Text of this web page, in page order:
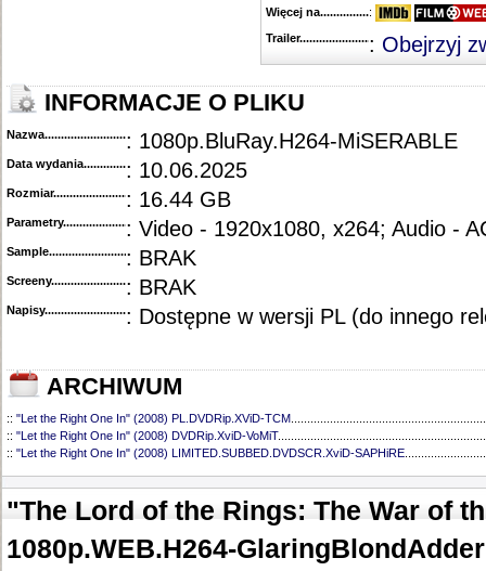
Więcej na........................................
:
Trailer...........................................
: Obejrzyj
INFORMACJE O PLIKU
Nazwa.............................................: 1080p.BluRay.H264-MiSERABLE
Data wydania......................................
: 10.06.2025
Rozmiar...........................................
: 16.44 GB
Parametry.........................................: Video - 1920x1080, x264; Audio -
Sample............................................
: BRAK
Screeny...........................................
: BRAK
Napisy............................................: Dostępne w wersji PL (do innego
ARCHIWUM
:: "Let the Right One In" (2008) PL.DVDRip.XViD-TCM
:: "Let the Right One In" (2008) DVDRip.XviD-VoMiT
:: "Let the Right One In" (2008) LIMITED.SUBBED.DVDSCR.XviD-SAPHiRE
"The Lord of the Rings: The War of
1080p.WEB.H264-